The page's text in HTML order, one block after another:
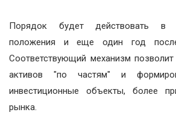
Порядок будет действовать в
положения и еще один год
Соответствующий механизм
активов "по частям" и
инвестиционные объекты, более
рынка.